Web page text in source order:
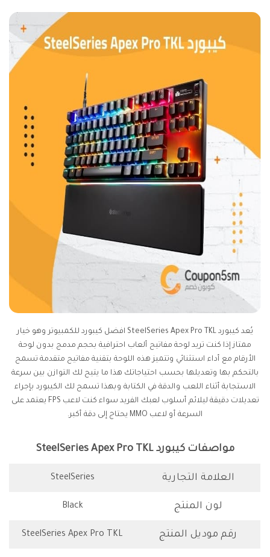
يُعد كيبورد SteelSeries Apex Pro TKL افضل كيبورد للكمبيوتر وهو خيار
ممتاز إذا كنت تريد لوحة مفاتيح ألعاب احترافية بحجم مدمج بدون لوحة
الأرقام مع أداء استثنائي وتتميز هذه اللوحة بتقنية مفاتيح متقدمة تسمح
بالتحكم بها وتعديلها بحسب احتياجاتك هذا ما يتيح لك التوازن بين سرعة
الاستجابة أثناء اللعب والدقة في الكتابة وبهذا تسمح لك الكيبورد بإجراء
تعديلات دقيقة ليلائم أسلوب لعبك الفريد سواء كنت لاعب FPS يعتمد على
السرعة أو لاعب MMO يحتاج إلى دقة أكبر.
مواصفات كيبورد SteelSeries Apex Pro TKL
العلامة التجارية SteelSeries
لون المنتج Black
رقم موديل المنتج SteelSeries Apex Pro TKL